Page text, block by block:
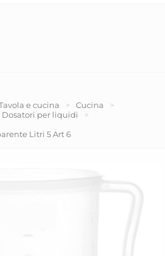
e cucina > Cucina
>
Dosatori per liquidi
>
Litri 5 Art 6